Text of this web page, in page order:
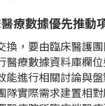
療數據優先推動
，要由臨床醫護
療數據資料庫欄
進行相關討論與
實際需求建置相